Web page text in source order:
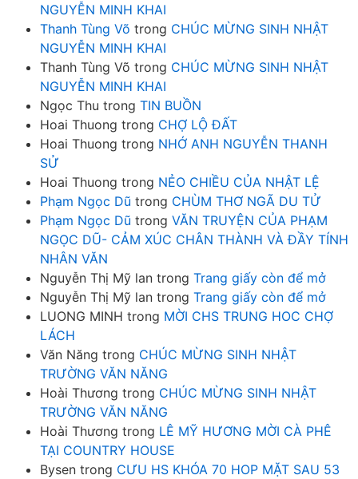
NGUYỄN MINH KHAI
Thanh Tùng Võ trong CHÚC MỪNG SINH NHẬT
NGUYỄN MINH KHAI
Thanh Tùng Võ trong CHÚC MỪNG SINH NHẬT
NGUYỄN MINH KHAI
Ngọc Thu trong TIN BUỒN
Hoai Thuong trong CHỢ LỘ ĐẤT
Hoai Thuong trong NHỚ ANH NGUYỄN THANH
SỬ
Hoai Thuong trong NẺO CHIỀU CỦA NHẬT LỆ
Phạm Ngọc Dũ trong CHÙM THƠ NGÃ DU TỬ
Phạm Ngọc Dũ trong VĂN TRUYỆN CỦA PHẠM
NGỌC DŨ- CẢM XÚC CHÂN THÀNH VÀ ĐẦY TÍNH
NHÂN VĂN
Nguyễn Thị Mỹ lan trong Trang giấy còn để mở
Nguyễn Thị Mỹ lan trong Trang giấy còn để mở
LUONG MINH trong MỜI CHS TRUNG HOC CHỢ
LÁCH
Văn Năng trong CHÚC MỪNG SINH NHẬT
TRƯỜNG VĂN NĂNG
Hoài Thương trong CHÚC MỪNG SINH NHẬT
TRƯỜNG VĂN NĂNG
Hoài Thương trong LÊ MỸ HƯƠNG MỜI CÀ PHÊ
TẠI COUNTRY HOUSE
Bysen trong CƯU HS KHÓA 70 HOP MẶT SAU 53